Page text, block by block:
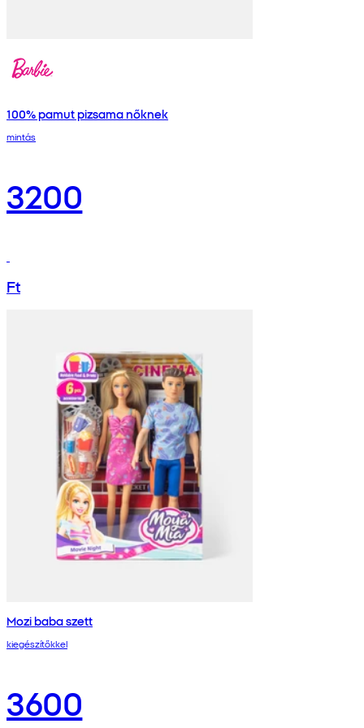
100% pamut pizsama nőknek
mintás
3200
Ft
Mozi baba szett
kiegészítőkkel
3600